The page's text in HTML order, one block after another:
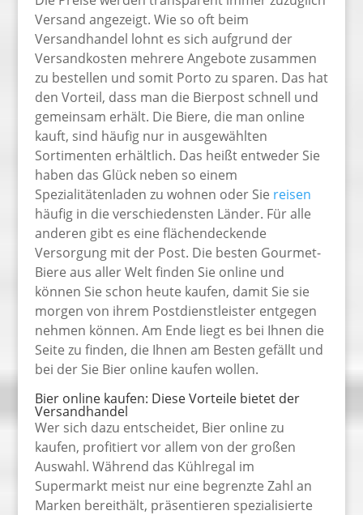
Versand angezeigt. Wie so oft beim
Versandhandel lohnt es sich aufgrund der
Versandkosten mehrere Angebote zusammen
zu bestellen und somit Porto zu sparen. Das hat
den Vorteil, dass man die Bierpost schnell und
gemeinsam erhält. Die Biere, die man online
kauft, sind häufig nur in ausgewählten
Sortimenten erhältlich. Das heißt entweder Sie
haben das Glück neben so einem
Spezialitätenladen zu wohnen oder Sie reisen
häufig in die verschiedensten Länder. Für alle
anderen gibt es eine flächendeckende
Versorgung mit der Post. Die besten Gourmet-
Biere aus aller Welt finden Sie online und
können Sie schon heute kaufen, damit Sie sie
morgen von ihrem Postdienstleister entgegen
nehmen können. Am Ende liegt es bei Ihnen die
Seite zu finden, die Ihnen am Besten gefällt und
bei der Sie Bier online kaufen wollen.
Bier online kaufen: Diese Vorteile bietet der
Versandhandel
Wer sich dazu entscheidet, Bier online zu
kaufen, profitiert vor allem von der großen
Auswahl. Während das Kühlregal im
Supermarkt meist nur eine begrenzte Zahl an
Marken bereithält, präsentieren spezialisierte